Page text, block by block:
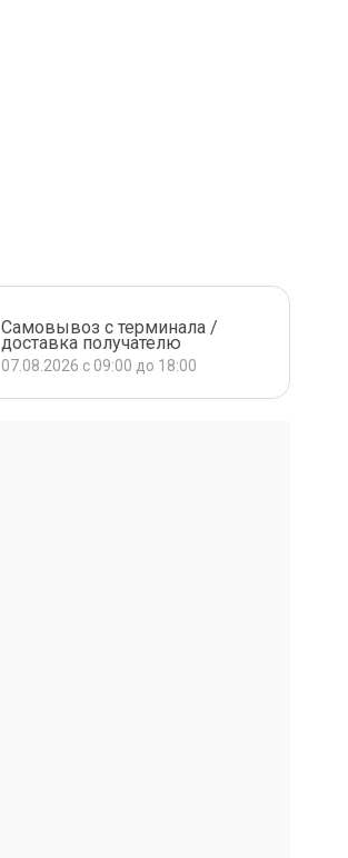
Самовывоз с терминала /
доставка получателю
07.08.2026 с 09:00 до 18:00